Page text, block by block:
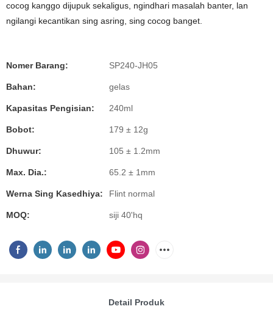
cocog kanggo dijupuk sekaligus, ngindhari masalah banter, lan
ngilangi kecantikan sing asring, sing cocog banget.
Nomer Barang: SP240-JH05
Bahan: gelas
Kapasitas Pengisian: 240ml
Bobot: 179 ± 12g
Dhuwur: 105 ± 1.2mm
Max. Dia.: 65.2 ± 1mm
Werna Sing Kasedhiya: Flint normal
MOQ: siji 40'hq
Detail Produk